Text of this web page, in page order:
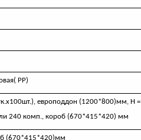
РР)
европоддон (1200*800)мм, Н =
240 комп., короб (670*415*420) мм
(670*415*420)мм